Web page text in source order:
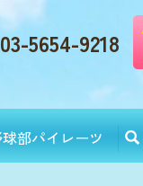
03-5654-9218
部パイレーツ